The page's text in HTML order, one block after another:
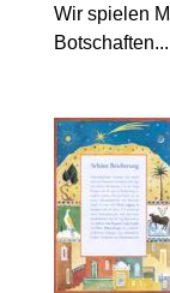
Wir spielen
Botschaften...